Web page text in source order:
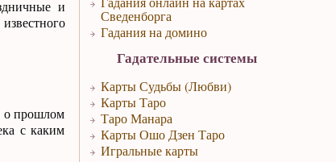
и
о прошлом
с каким
Сведенборга
Гадания на домино
Гадательные системы
Карты Судьбы (Любви)
Карты Таро
Таро Манара
Карты Ошо Дзен Таро
Игральные карты